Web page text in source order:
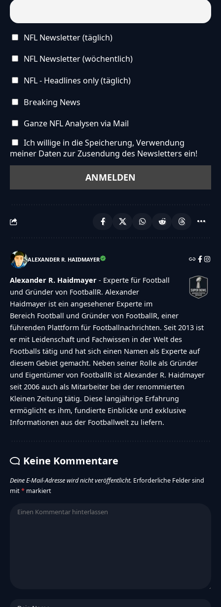
NFL Newsletter (täglich)
NFL Newsletter (wöchentlich)
NFL - Headlines only (täglich)
Breaking News
Ganze NFL Analysen via Mail
Ich willige in die Speicherung, Verwendung
meiner Daten zur Zusendung des Newsletters ein!
ALEXANDER R. HAIDMAYER
Alexander R. Haidmayer - Experte für Football
und Gründer von FootballR. Alexander
Haidmayer ist ein angesehener Experte im
Bereich Football und Gründer von FootballR, einer
führenden Plattform für Footballnachrichten. Seit 2013 ist
er mit Leidenschaft und Fachwissen in der Welt des
Footballs tätig und hat sich einen Namen als Experte auf
diesem Gebiet gemacht. Neben seiner Rolle als Gründer
und Eigentümer von FootballR ist Alexander R. Haidmayer
seit 2006 auch als Mitarbeiter bei der renommierten
Kleinen Zeitung tätig. Diese langjährige Erfahrung
ermöglicht es ihm, fundierte Einblicke und exklusive
Informationen aus der Footballwelt zu liefern.
Keine Kommentare
Deine E-Mail-Adresse wird nicht veröffentlicht. Erforderliche Felder sind
mit* markiert